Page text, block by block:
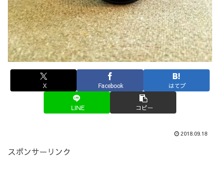
X Facebook はてブ
LINE コピー
2018.09.18
スポンサーリンク